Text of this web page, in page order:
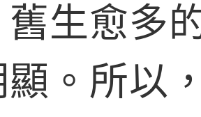
舊生愈多
顯。所以